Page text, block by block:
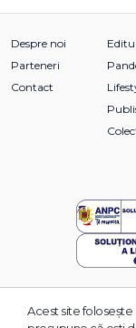
Despre noi
Parteneri
Contact
© 2026 Grupul
Acest site